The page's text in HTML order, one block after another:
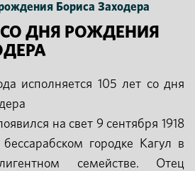
Бориса Заходера
ДНЯ РОЖДЕНИЯ
исполняется 105 лет со дня
на свет 9 сентября 1918
городке Кагул в
семействе. Отец